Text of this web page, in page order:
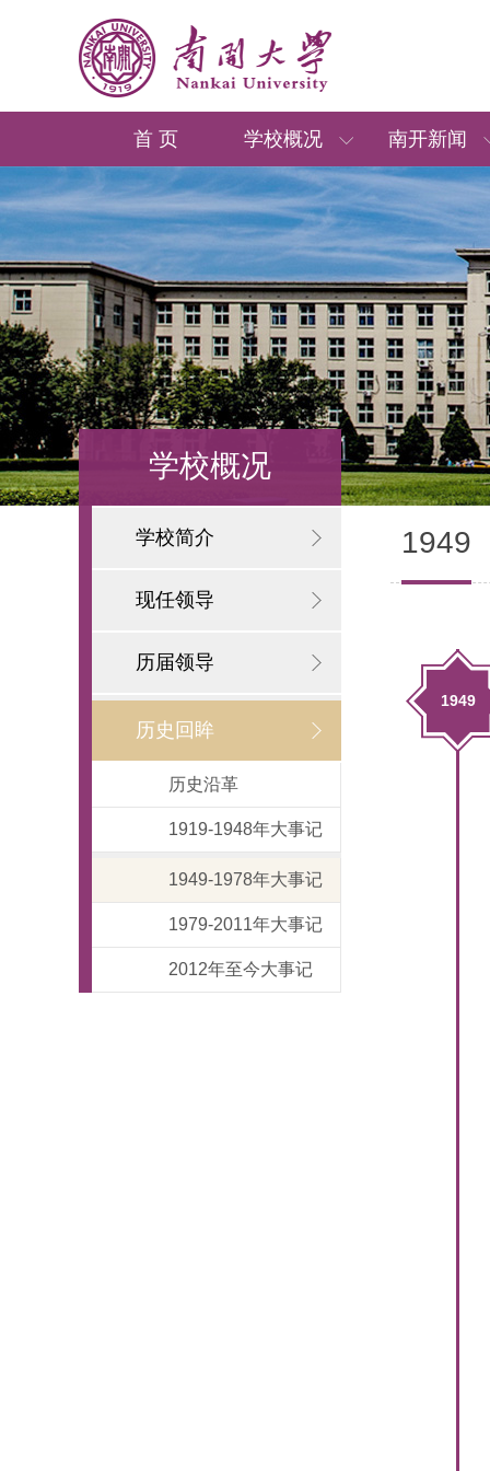
首 页 学校概况 南开新闻
学校概况
学校简介
现任领导
历届领导
历史回眸
历史沿革
1919-1948年大事记
1949-1978年大事记
1979-2011年大事记
2012年至今大事记
1949
1949